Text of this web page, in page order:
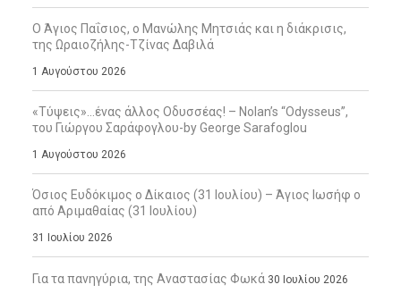
Ο Άγιος Παΐσιος, ο Μανώλης Μητσιάς και η διάκρισις,
της Ωραιοζήλης-Τζίνας Δαβιλά
1 Αυγούστου 2026
«Τύψεις»…ένας άλλος Οδυσσέας! – Nolan’s “Odysseus”,
του Γιώργου Σαράφογλου-by George Sarafoglou
1 Αυγούστου 2026
Όσιος Ευδόκιμος ο Δίκαιος (31 Ιουλίου) – Άγιος Ιωσήφ ο
από Αριμαθαίας (31 Ιουλίου)
31 Ιουλίου 2026
Για τα πανηγύρια, της Αναστασίας Φωκά 30 Ιουλίου 2026